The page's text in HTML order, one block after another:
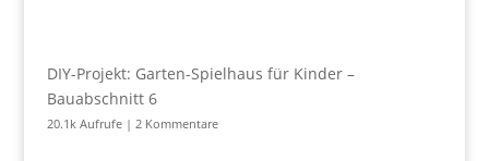
DIY-Projekt: Garten-Spielhaus für Kinder –
Bauabschnitt 6
20.1k Aufrufe| 2 Kommentare